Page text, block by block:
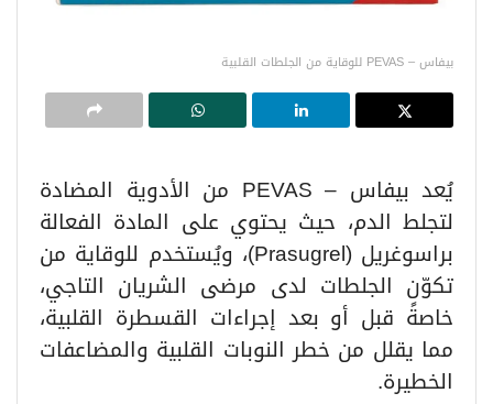
بيفاس – PEVAS للوقاية من الجلطات القلبية
يُعد بيفاس – PEVAS من الأدوية المضادة
لتجلط الدم، حيث يحتوي على المادة الفعالة
براسوغريل (Prasugrel)، ويُستخدم للوقاية من
تكوّن الجلطات لدى مرضى الشريان التاجي،
خاصةً قبل أو بعد إجراءات القسطرة القلبية،
مما يقلل من خطر النوبات القلبية والمضاعفات
الخطيرة.